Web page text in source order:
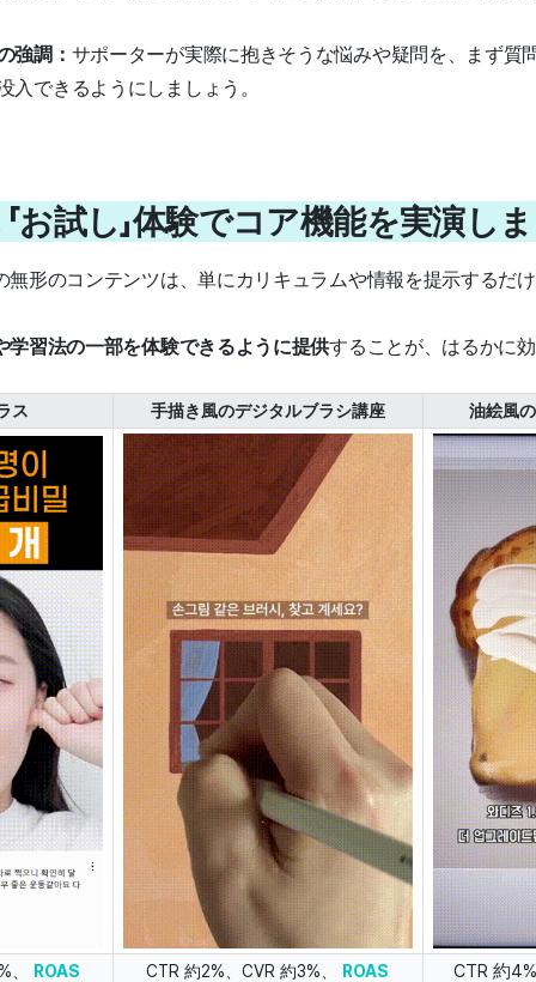
強調： サポーターが実際に抱きそうな悩みや疑問を、まず質
入できるようにしましょう。
お試し」体験でコア機能を実演し
無形のコンテンツは、単にカリキュラムや情報を提示するだ
学習法の一部を体験できるように提供することが、はるかに
ス 手描き風のデジタルブラシ講座 油絵風
、 ROAS CTR 約2%、CVR 約3%、 ROAS CTR 約